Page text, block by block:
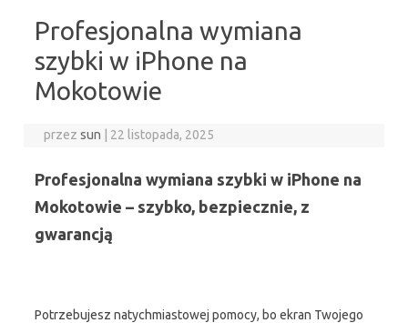
Profesjonalna wymiana
szybki w iPhone na
Mokotowie
przezsun 22 listopada, 2025
Profesjonalna wymiana szybki w iPhone na
Mokotowie – szybko, bezpiecznie, z
gwarancją
Potrzebujesz natychmiastowej pomocy, bo ekran Twojego